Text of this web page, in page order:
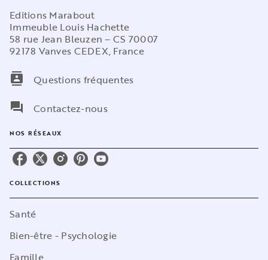
Editions Marabout
Immeuble Louis Hachette
58 rue Jean Bleuzen – CS 70007
92178 Vanves CEDEX, France
contacts
Questions fréquentes
question_answer
Contactez-nous
NOS RÉSEAUX
COLLECTIONS
Santé
Bien-être - Psychologie
Famille